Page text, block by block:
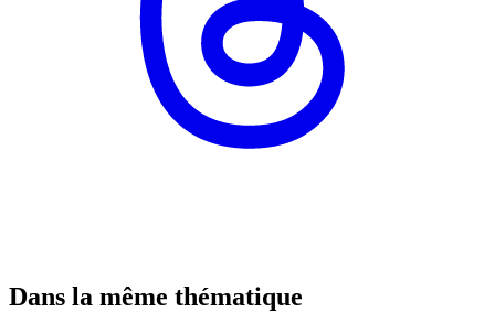
Dans la même thématique